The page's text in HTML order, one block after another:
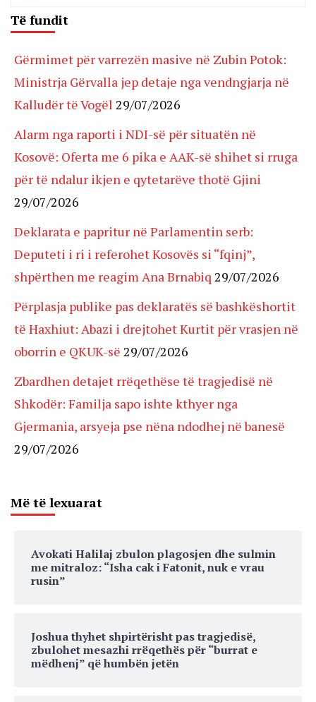
Të fundit
Gërmimet për varrezën masive në Zubin Potok:
Ministrja Gërvalla jep detaje nga vendngjarja në
Kalludër të Vogël 29/07/2026
Alarm nga raporti i NDI-së për situatën në
Kosovë: Oferta me 6 pika e AAK-së shihet si rruga
për të ndalur ikjen e qytetarëve thotë Gjini
29/07/2026
Deklarata e papritur në Parlamentin serb:
Deputeti i ri i referohet Kosovës si “fqinj”,
shpërthen me reagim Ana Brnabiq 29/07/2026
Përplasja publike pas deklaratës së bashkëshortit
të Haxhiut: Abazi i drejtohet Kurtit për vrasjen në
oborrin e QKUK-së 29/07/2026
Zbardhen detajet rrëqethëse të tragjedisë në
Shkodër: Familja sapo ishte kthyer nga
Gjermania, arsyeja pse nëna ndodhej në banesë
29/07/2026
Më të lexuarat
Avokati Halilaj zbulon plagosjen dhe sulmin
me mitraloz: “Isha cak i Fatonit, nuk e vrau
rusin”
Joshua thyhet shpirtërisht pas tragjedisë,
zbulohet mesazhi rrëqethës për “burrat e
mëdhenj” që humbën jetën